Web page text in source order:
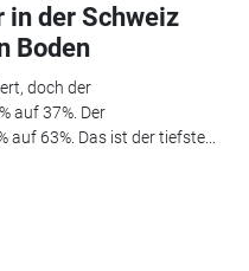
in der Schweiz
Boden
doch der
auf 37%. Der
auf 63%. Das ist der tiefste...